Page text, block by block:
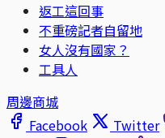
返工這回事
不重磅記者自留地
女人沒有國家？
工具人
周邊商城
Facebook
Twitter